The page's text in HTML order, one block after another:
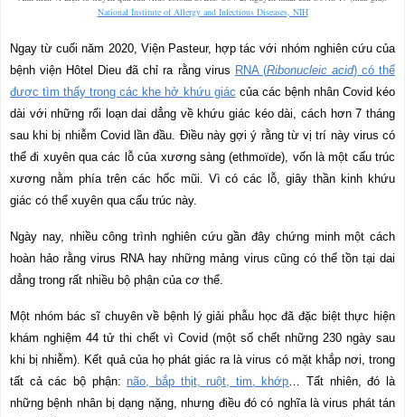
National Institute of Allergy and Infectious Diseases, NIH
Ngay từ cuối năm 2020, Viện Pasteur, hợp tác với nhóm nghiên cứu của
bệnh viện Hôtel Dieu đã chỉ ra rằng virus RNA (Ribonucleic acid) có thể
được tìm thấy trong các khe hở khứu giác của các bệnh nhân Covid kéo
dài với những rối loạn dai dẳng về khứu giác kéo dài, cách hơn 7 tháng
sau khi bị nhiễm Covid lần đầu. Điều này gợi ý rằng từ vị trí này virus có
thể đi xuyên qua các lỗ của xương sàng (ethmoïde), vốn là một cấu trúc
xương nằm phía trên các hốc mũi. Vì có các lỗ, giây thần kinh khứu
giác có thể xuyên qua cấu trúc này.
Ngày nay, nhiều công trình nghiên cứu gần đây chứng minh một cách
hoàn hảo rằng virus RNA hay những mảng virus cũng có thể tồn tại dai
dẳng trong rất nhiều bộ phận của cơ thể.
Một nhóm bác sĩ chuyên về bệnh lý giải phẫu học đã đặc biệt thực hiện
khám nghiệm 44 tử thi chết vì Covid (một số chết những 230 ngày sau
khi bị nhiễm). Kết quả của họ phát giác ra là virus có mặt khắp nơi, trong
tất cả các bộ phận: não, bắp thịt, ruột, tim, khớp… Tất nhiên, đó là
những bệnh nhân bị dạng nặng, nhưng điều đó có nghĩa là virus phát tán